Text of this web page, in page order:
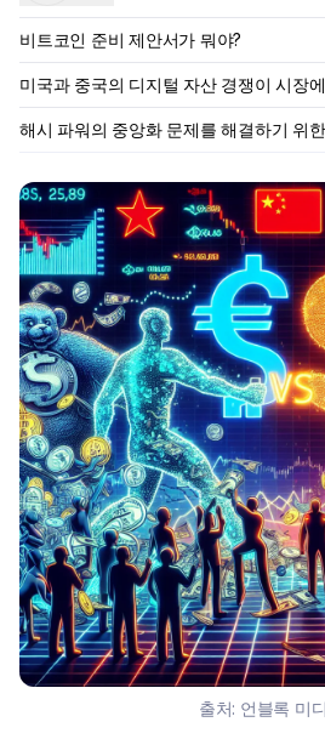
비트코인 준비 제안서가 뭐야?
미국과 중국의 디지털 자산 경쟁이 시장
해시 파워의 중앙화 문제를 해결하기 위
출처: 언블록 미